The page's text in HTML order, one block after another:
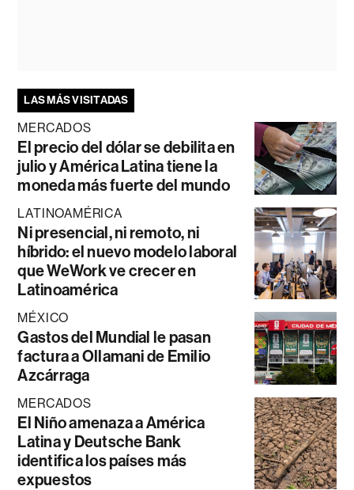
LAS MÁS VISITADAS
MERCADOS
El precio del dólar se debilita en
julio y América Latina tiene la
moneda más fuerte del mundo
LATINOAMÉRICA
Ni presencial, ni remoto, ni
híbrido: el nuevo modelo laboral
que WeWork ve crecer en
Latinoamérica
MÉXICO
Gastos del Mundial le pasan
factura a Ollamani de Emilio
Azcárraga
MERCADOS
El Niño amenaza a América
Latina y Deutsche Bank
identifica los países más
expuestos